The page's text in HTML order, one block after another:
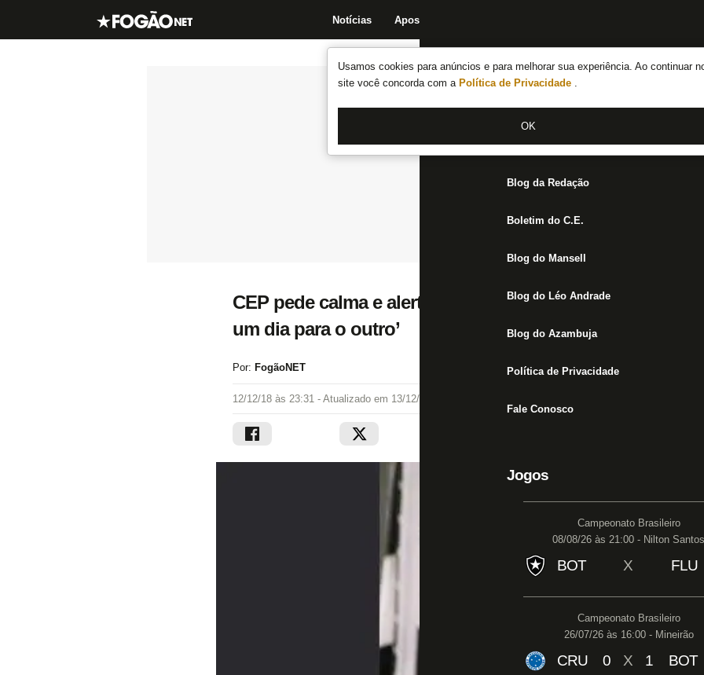
Usamos cookies para anúncios e para melhorar sua experiência. Ao continuar
site você concorda com a Política de Privacidade .
OK
Notícias Apostas
Notícias do Botafogo
Fórum
Jogos
Blog da Redação
Boletim do C.E.
Blog do Mansell
Blog do Léo Andrade
Blog do Azambuja
Política de Privacidade
Fale Conosco
Jogos
Campeonato Brasileiro
08/08/26 às 21:00 - Nilton Santos
BOT X FLU
Campeonato Brasileiro
26/07/26 às 16:00 - Mineirão
CRU 0 X 1 BOT
CEP pede calma e alerta sobre caso irmãos Moreira
um dia para o outro’
Por: FogãoNET
12/12/18 às 23:31 - Atualizado em 13/12/18 às 00:00